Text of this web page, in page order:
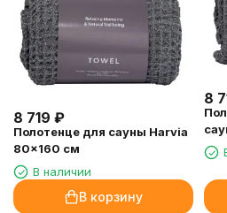
8 719 ₽
Полотенце для сауны Harvia
80x160 см
В наличии
В корзину
8